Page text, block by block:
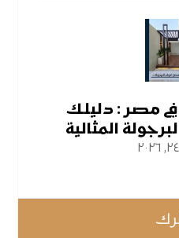
في مصر : دليلك
المثالية